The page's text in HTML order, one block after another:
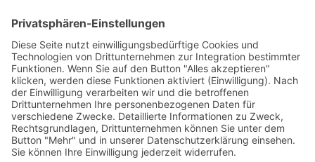
Versandpartner
Zahlung und Versand
Öffnungszeiten
Verfügbarkeit
Größenrechner (Umlaufmaß)
Datenschutz
Fernabsatz